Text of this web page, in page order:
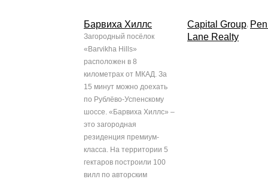
Барвиха Хиллс
Загородный посёлок
«Barvikha Hills»
расположен в 8
километрах от МКАД. За
15 минут можно доехать
по Рублёво-Успенскому
шоссе. «Барвиха Хиллс» –
это загородная
резиденция премиум-
класса. На территории 5
гектаров построили 100
вилл по авторским
Capital Group,
Lane Realty